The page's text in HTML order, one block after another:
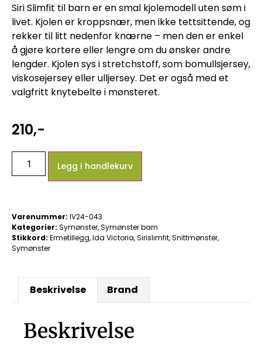
Siri Slimfit til barn er en smal kjolemodell uten søm i
livet. Kjolen er kroppsnær, men ikke tettsittende, og
rekker til litt nedenfor knærne – men den er enkel
å gjøre kortere eller lengre om du ønsker andre
lengder. Kjolen sys i stretchstoff, som bomullsjersey,
viskosejersey eller ulljersey. Det er også med et
valgfritt knytebelte i mønsteret.
210,-
Legg i handlekurv
Varenummer: IV24-043
Kategorier: Symønster,Symønster barn
Stikkord: Ermetillegg,Ida Victoria,Sirislimfit,Snittmønster,
Symønster
Beskrivelse Brand
Beskrivelse